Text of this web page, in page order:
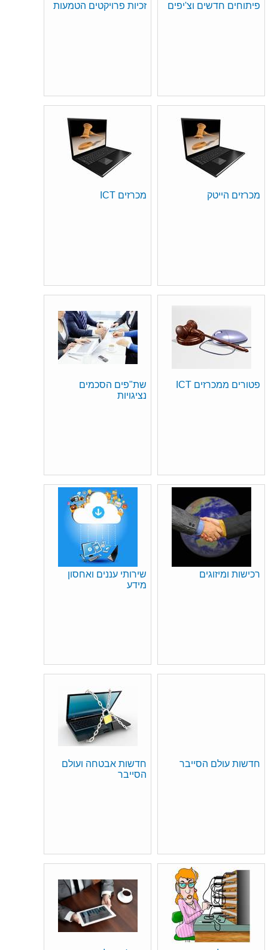
פיתוחים חדשים וצ'יפים זכיות פרויקטים הטמעות
מכרזים הייטק מכרזים ICT
פטורים ממכרזים ICT
שת"פים הסכמים
נציגויות
רכישות ומיזוגים
שירותי עננים ואחסון
מידע
חדשות עולם הסייבר
חדשות אבטחה ועולם
הסייבר